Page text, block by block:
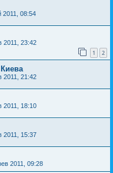
2011, 08:54
2011, 23:42
1 2
2011, 21:42
2011, 18:10
2011, 15:37
2011, 09:28